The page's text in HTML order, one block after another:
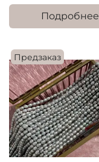
Подробнее
Предзаказ